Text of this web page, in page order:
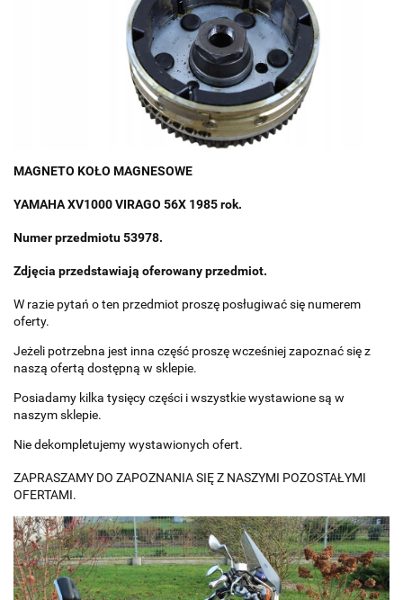
MAGNETO KOŁO MAGNESOWE
YAMAHA XV1000 VIRAGO 56X 1985 rok.
Numer przedmiotu 53978.
Zdjęcia przedstawiają oferowany przedmiot.
W razie pytań o ten przedmiot proszę posługiwać się numerem
oferty.
Jeżeli potrzebna jest inna część proszę wcześniej zapoznać się z
naszą ofertą dostępną w sklepie.
Posiadamy kilka tysięcy części i wszystkie wystawione są w
naszym sklepie.
Nie dekompletujemy wystawionych ofert.
ZAPRASZAMY DO ZAPOZNANIA SIĘ Z NASZYMI POZOSTAŁYMI
OFERTAMI.